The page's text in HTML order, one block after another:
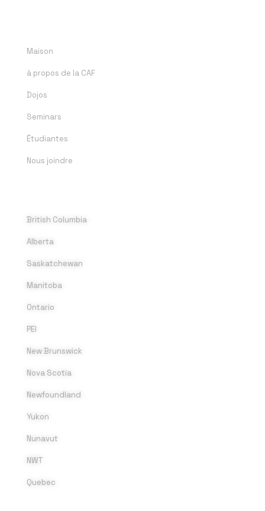
Maison
à propos de la CAF
Dojos
Seminars
Étudiantes
Nous joindre
British Columbia
Alberta
Saskatchewan
Manitoba
Ontario
PEI
New Brunswick
Nova Scotia
Newfoundland
Yukon
Nunavut
NWT
Quebec